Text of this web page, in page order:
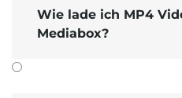
Inhalts­seiten mit dem
Wie lade ich MP4
Mediabox?